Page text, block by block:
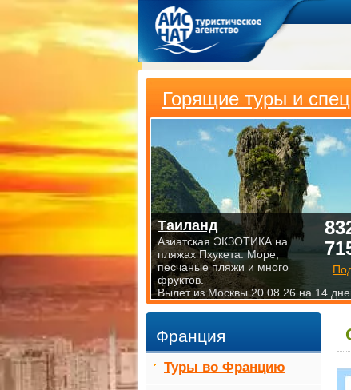
Франция
Туры во Францию
Горящие туры и
Таиланд
Азиатская ЭКЗОТИКА на
пляжах Пхукета. Море,
песчаные пляжи и много
фруктов.
Вылет из Москвы 20.08.26 на 14